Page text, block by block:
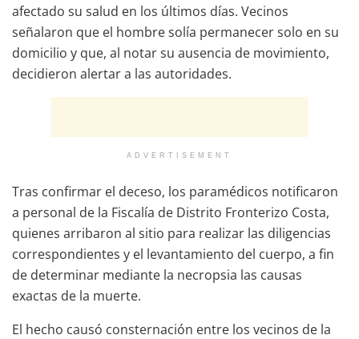
afectado su salud en los últimos días. Vecinos
señalaron que el hombre solía permanecer solo en su
domicilio y que, al notar su ausencia de movimiento,
decidieron alertar a las autoridades.
ADVERTISEMENT
Tras confirmar el deceso, los paramédicos notificaron
a personal de la Fiscalía de Distrito Fronterizo Costa,
quienes arribaron al sitio para realizar las diligencias
correspondientes y el levantamiento del cuerpo, a fin
de determinar mediante la necropsia las causas
exactas de la muerte.
El hecho causó consternación entre los vecinos de la